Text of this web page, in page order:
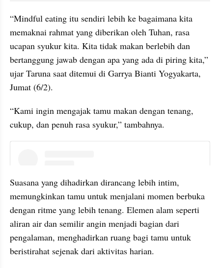
“Mindful eating itu sendiri lebih ke bagaimana kita
memaknai rahmat yang diberikan oleh Tuhan, rasa
ucapan syukur kita. Kita tidak makan berlebih dan
bertanggung jawab dengan apa yang ada di piring kita,”
ujar Taruna saat ditemui di Garrya Bianti Yogyakarta,
Jumat (6/2).
“Kami ingin mengajak tamu makan dengan tenang,
cukup, dan penuh rasa syukur,” tambahnya.
Suasana yang dihadirkan dirancang lebih intim,
memungkinkan tamu untuk menjalani momen berbuka
dengan ritme yang lebih tenang. Elemen alam seperti
aliran air dan semilir angin menjadi bagian dari
pengalaman, menghadirkan ruang bagi tamu untuk
beristirahat sejenak dari aktivitas harian.